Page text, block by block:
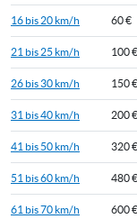
16 bis 20 km/h 60 €
21 bis 25 km/h 100 €
26 bis 30 km/h 150 €
31 bis 40 km/h 200 €
41 bis 50 km/h 320 €
51 bis 60 km/h 480 €
61 bis 70 km/h 600 €